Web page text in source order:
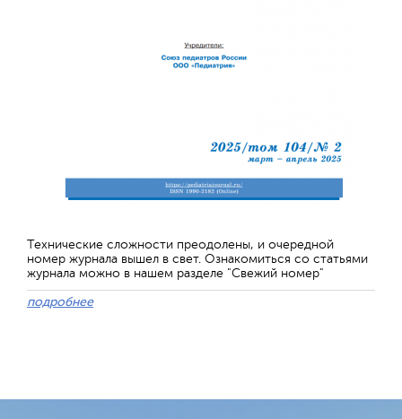
Технические сложности преодолены, и очередной
номер журнала вышел в свет. Ознакомиться со статьями
журнала можно в нашем разделе "Свежий номер"
подробнее